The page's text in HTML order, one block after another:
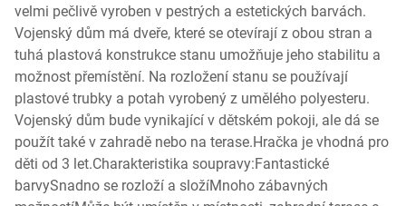
velmi pečlivě vyroben v pestrých a estetických barvách.
Vojenský dům má dveře, které se otevírají z obou stran a
tuhá plastová konstrukce stanu umožňuje jeho stabilitu a
možnost přemístění. Na rozložení stanu se používají
plastové trubky a potah vyrobený z umělého polyesteru.
Vojenský dům bude vynikající v dětském pokoji, ale dá se
použít také v zahradě nebo na terase.Hračka je vhodná pro
děti od 3 let.Charakteristika soupravy:Fantastické
barvySnadno se rozloží a složíMnoho zábavných